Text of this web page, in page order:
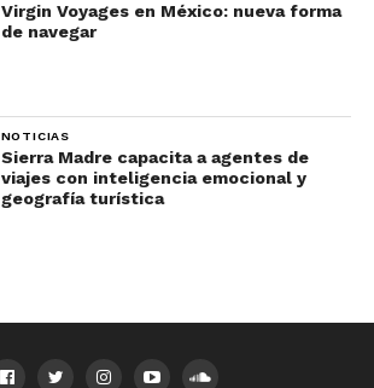
Virgin Voyages en México: nueva forma
de navegar
NOTICIAS
Sierra Madre capacita a agentes de
viajes con inteligencia emocional y
geografía turística